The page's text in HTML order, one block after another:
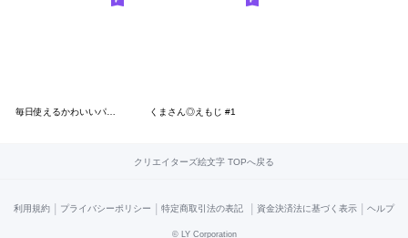
毎日使えるかわいいパンダ絵文字(3) くまさん◎えもじ #1
クリエイターズ絵文字 TOPへ戻る
利用規約 プライバシーポリシー 特定商取引法の表記 資金決済法に基づく表示 ヘルプ
© LY Corporation